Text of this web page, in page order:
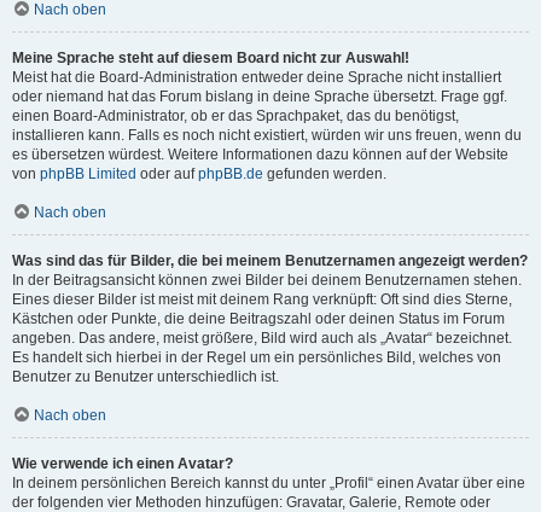
Nach oben
Meine Sprache steht auf diesem Board nicht zur Auswahl!
Meist hat die Board-Administration entweder deine Sprache nicht installiert
oder niemand hat das Forum bislang in deine Sprache übersetzt. Frage ggf.
einen Board-Administrator, ob er das Sprachpaket, das du benötigst,
installieren kann. Falls es noch nicht existiert, würden wir uns freuen, wenn du
es übersetzen würdest. Weitere Informationen dazu können auf der Website
von phpBB Limited oder aufphpBB.de gefunden werden.
Nach oben
Was sind das für Bilder, die bei meinem Benutzernamen angezeigt werden?
In der Beitragsansicht können zwei Bilder bei deinem Benutzernamen stehen.
Eines dieser Bilder ist meist mit deinem Rang verknüpft: Oft sind dies Sterne,
Kästchen oder Punkte, die deine Beitragszahl oder deinen Status im Forum
angeben. Das andere, meist größere, Bild wird auch als „Avatar“ bezeichnet.
Es handelt sich hierbei in der Regel um ein persönliches Bild, welches von
Benutzer zu Benutzer unterschiedlich ist.
Nach oben
Wie verwende ich einen Avatar?
In deinem persönlichen Bereich kannst du unter „Profil“ einen Avatar über eine
der folgenden vier Methoden hinzufügen: Gravatar, Galerie, Remote oder